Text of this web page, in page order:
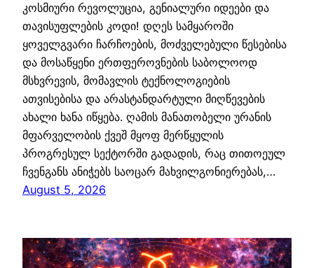
კოსმიური რევოლუცია, გენიალური იდეები და
თავისუფლების კოდი! დღეს სამყაროში
ყოველგვარი ჩარჩოების, მოძველებული წესებისა
და მოსაწყენი ერთფეროვნების საბოლოოდ
მსხვრევის, მომავლის ტექნოლოგიების
ათვისებისა და არასტანდარტული მიღწევების
ახალი ხანა იწყება. ღამის მანათობელი ურანის
მფარველობის ქვეშ მყოფ მერწყულის
პროგრესულ სექტორში გადადის, რაც თითოეულ
ჩვენგანს ანიჭებს საოცარ მახვილგონიერებას,…
August 5, 2026